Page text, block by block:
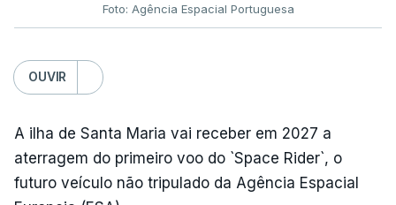
Foto: Agência Espacial Portuguesa
OUVIR
A ilha de Santa Maria vai receber em 2027 a
aterragem do primeiro voo do `Space Rider`, o
futuro veículo não tripulado da Agência Espacial